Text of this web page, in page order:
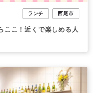
ランチ 西尾市
ここ！近くで楽しめる人